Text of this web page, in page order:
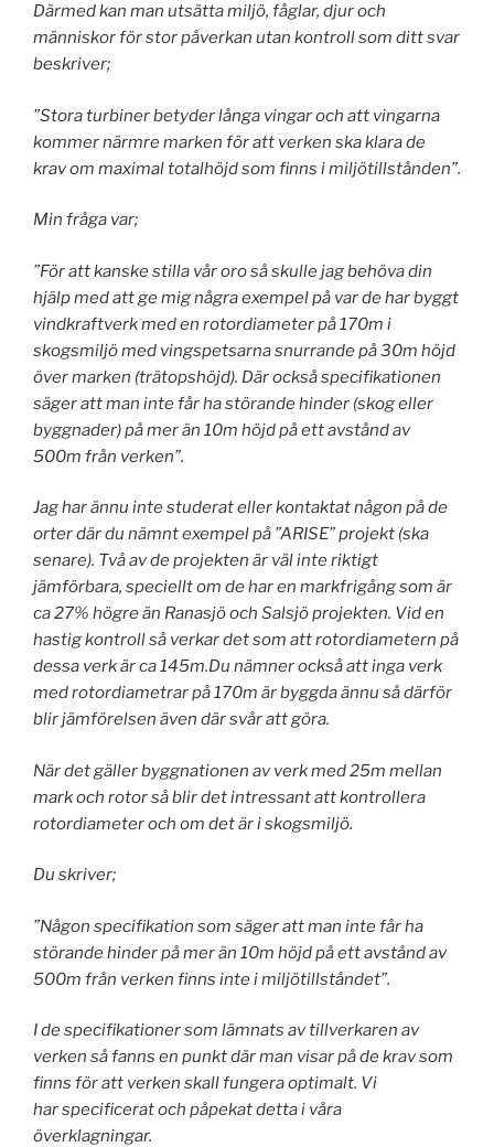
Därmed kan man utsätta miljö, fåglar, djur och
människor för stor påverkan utan kontroll som ditt svar
beskriver;
”Stora turbiner betyder långa vingar och att vingarna
kommer närmre marken för att verken ska klara de
krav om maximal totalhöjd som finns i miljötillstånden”.
Min fråga var;
”För att kanske stilla vår oro så skulle jag behöva din
hjälp med att ge mig några exempel på var de har byggt
vindkraftverk med en rotordiameter på 170m i
skogsmiljö med vingspetsarna snurrande på 30m höjd
över marken (trätopshöjd). Där också specifikationen
säger att man inte får ha störande hinder (skog eller
byggnader) på mer än 10m höjd på ett avstånd av
500m från verken”.
Jag har ännu inte studerat eller kontaktat någon på de
orter där du nämnt exempel på ”ARISE” projekt (ska
senare). Två av de projekten är väl inte riktigt
jämförbara, speciellt om de har en markfrigång som är
ca 27% högre än Ranasjö och Salsjö projekten. Vid en
hastig kontroll så verkar det som att rotordiametern på
dessa verk är ca 145m.Du nämner också att inga verk
med rotordiametrar på 170m är byggda ännu så därför
blir jämförelsen även där svår att göra.
När det gäller byggnationen av verk med 25m mellan
mark och rotor så blir det intressant att kontrollera
rotordiameter och om det är i skogsmiljö.
Du skriver;
”Någon specifikation som säger att man inte får ha
störande hinder på mer än 10m höjd på ett avstånd av
500m från verken finns inte i miljötillståndet”.
I de specifikationer som lämnats av tillverkaren av
verken så fanns en punkt där man visar på de krav som
finns för att verken skall fungera optimalt. Vi
har specificerat och påpekat detta i våra
överklagningar.